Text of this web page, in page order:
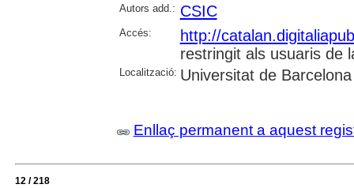
Autors add.: CSIC
Accés:
http://
restringit als usuaris de
Localització: Universitat de Barcelona
Enllaç permanent a aquest
12 / 218